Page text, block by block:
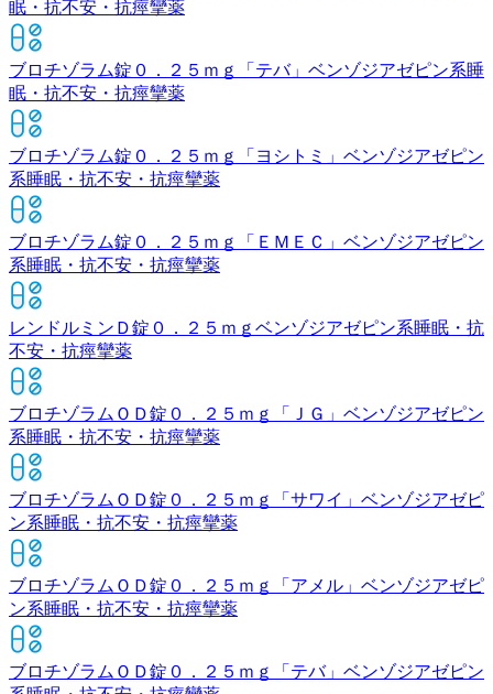
眠・抗不安・抗痙攣薬
ブロチゾラム錠０．２５ｍｇ「テバ」 ベンゾジアゼピン系睡
眠・抗不安・抗痙攣薬
ブロチゾラム錠０．２５ｍｇ「ヨシトミ」 ベンゾジアゼピン
系睡眠・抗不安・抗痙攣薬
ブロチゾラム錠０．２５ｍｇ「ＥＭＥＣ」 ベンゾジアゼピン
系睡眠・抗不安・抗痙攣薬
レンドルミンＤ錠０．２５ｍｇ ベンゾジアゼピン系睡眠・抗
不安・抗痙攣薬
ブロチゾラムＯＤ錠０．２５ｍｇ「ＪＧ」 ベンゾジアゼピン
系睡眠・抗不安・抗痙攣薬
ブロチゾラムＯＤ錠０．２５ｍｇ「サワイ」 ベンゾジアゼピ
ン系睡眠・抗不安・抗痙攣薬
ブロチゾラムＯＤ錠０．２５ｍｇ「アメル」 ベンゾジアゼピ
ン系睡眠・抗不安・抗痙攣薬
ブロチゾラムＯＤ錠０．２５ｍｇ「テバ」 ベンゾジアゼピン